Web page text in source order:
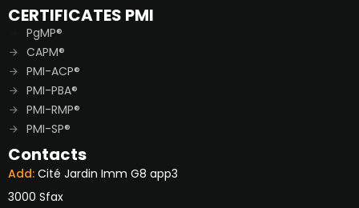
CERTIFICATES PMI
PgMP®
CAPM®
PMI-ACP®
PMI-PBA®
PMI-RMP®
PMI-SP®
Contacts
Add: Cité Jardin Imm G8 app3
3000 Sfax